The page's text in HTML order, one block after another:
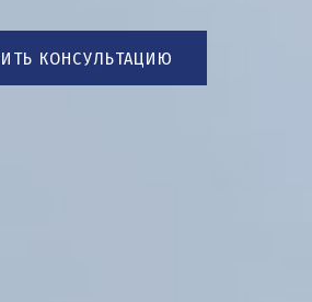
КОНСУЛЬТАЦИЮ